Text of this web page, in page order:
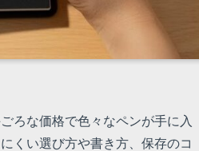
ろな価格で色々なペンが手に入
くい選び方や書き方、保存のコ